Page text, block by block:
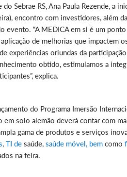
Sebrae RS, Ana Paula Rezende, a
encontro com investidores, além
evento. “A MEDICA em si é um
de melhorias que impactem
experiências oriundas da
obtido, estimulamos a
explica.
do Programa Imersão
solo alemão deverá contar com
gama de produtos e serviços
, TI de saúde, saúde móvel, bem como
na feira.